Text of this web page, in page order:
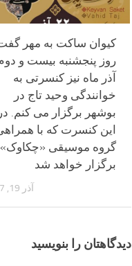
کیوان ساکت به مهر
روز پنجشنبه بیست و
آذر ماه نیز کنسرتی به
خوانندگی وحید تاج در
بوشهر برگزار می کنم. در
این کنسرت که با
گروه موسیقی «چکاوک»
برگزار خواهد شد
آذر 19, 1397
دیدگاهتان را بنویسید